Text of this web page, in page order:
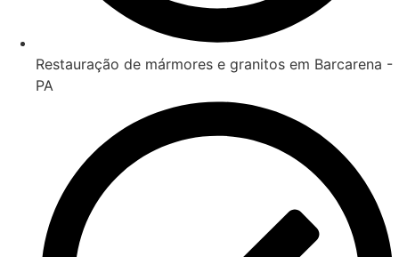
Restauração de mármores e granitos em Barcarena -
PA